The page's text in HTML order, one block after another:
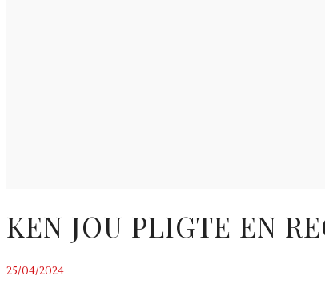
KEN JOU PLIGTE EN
25/04/2024